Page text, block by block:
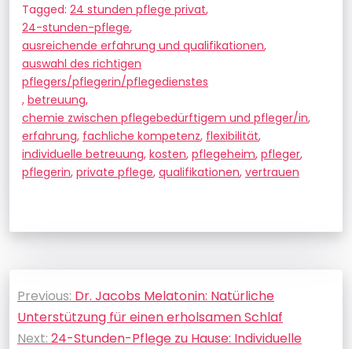
Tagged: 24 stunden pflege privat,
24-stunden-pflege,
ausreichende erfahrung und qualifikationen,
auswahl des richtigen
pflegers/pflegerin/pflegedienstes
, betreuung,
chemie zwischen pflegebedürftigem und pfleger/in,
erfahrung, fachliche kompetenz, flexibilität,
individuelle betreuung, kosten, pflegeheim, pfleger,
pflegerin, private pflege, qualifikationen, vertrauen
Beitragsnavigation
Previous: Dr. Jacobs Melatonin: Natürliche
Unterstützung für einen erholsamen Schlaf
Next: 24-Stunden-Pflege zu Hause: Individuelle